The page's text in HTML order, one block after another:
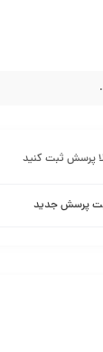
پرسش ثبت کنید
پرسش جدید